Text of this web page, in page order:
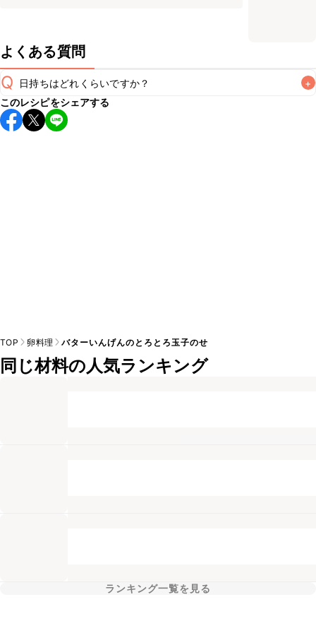
よくある質問
Q 日持ちはどれくらいですか？ +
保存期間は冷蔵で翌日中が目安です。なるべくお早めにお召
し上がりください。
このレシピをシェアする
TOP 卵料理 バターいんげんのとろとろ玉子のせ
同じ材料の人気ランキング
ランキング一覧を見る